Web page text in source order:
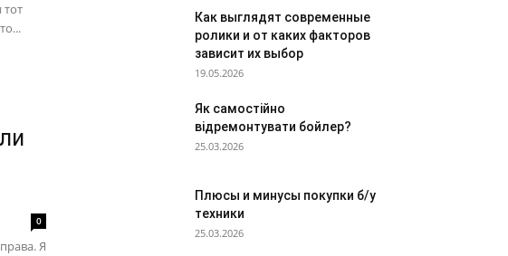
0
Я
Как выглядят современные
ролики и от каких факторов
зависит их выбор
19.05.2026
Як самостійно
відремонтувати бойлер?
25.03.2026
Плюсы и минусы покупки б/у
техники
25.03.2026